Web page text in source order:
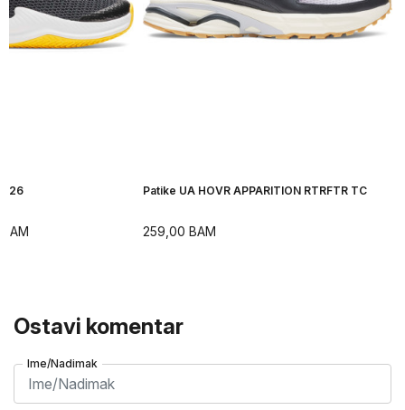
26
BAM
Patike UA HOVR APPARITION RTRFTR TC
259,00 BAM
Ostavi komentar
Ime/Nadimak